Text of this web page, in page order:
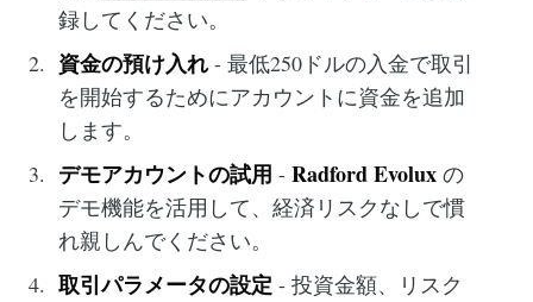
録してください。
資金の預け入れ- 最低250ドルの入金で取引
を開始するためにアカウントに資金を追加
します。
デモアカウントの試用 - Radford Evoluxの
デモ機能を活用して、経済リスクなしで慣
れ親しんでください。
取引パラメータの設定 - 投資金額、リスク